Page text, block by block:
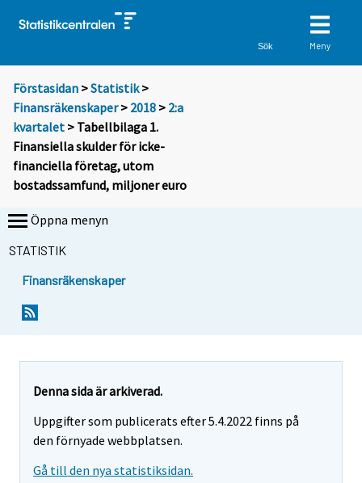
Sök Meny
Förstasidan >Statistik >
Finansräkenskaper> 2018 > 2:a
kvartalet > Tabellbilaga 1.
Finansiella skulder för icke-
financiella företag, utom
bostadssamfund, miljoner euro
Öppna menyn
STATISTIK
Finansräkenskaper
Denna sida är arkiverad.
Uppgifter som publicerats efter 5.4.2022 finns på
den förnyade webbplatsen.
Gå till den nya statistiksidan.